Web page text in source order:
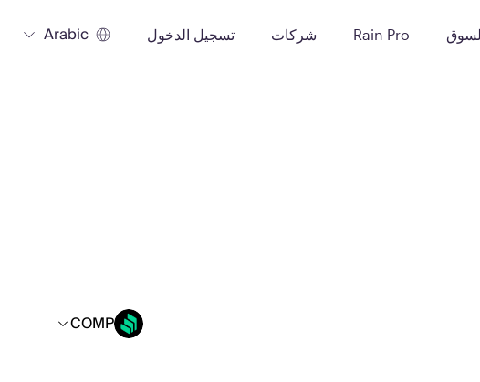
Rain Pro شركات تسجيل الدخول Arabic
COMP